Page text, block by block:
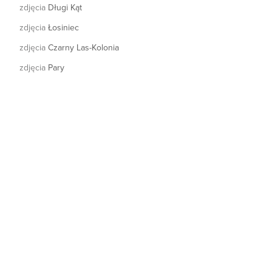
zdjęcia Długi Kąt
zdjęcia Łosiniec
zdjęcia Czarny Las-Kolonia
zdjęcia Pary